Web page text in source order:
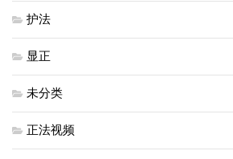
护法
显正
未分类
正法视频